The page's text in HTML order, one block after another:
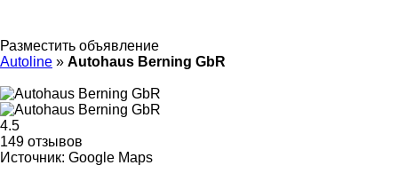
Разместить объявление
Autoline » Autohaus Berning GbR
4.5
149 отзывов
Источник: Google Maps